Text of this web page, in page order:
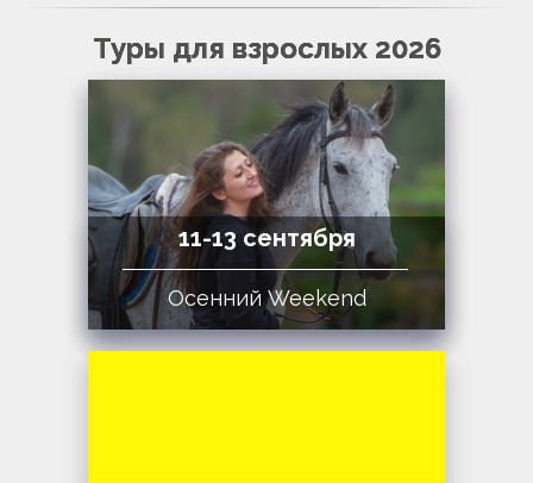
Туры для взрослых 2026
11-13 сентября
Осенний Weekend